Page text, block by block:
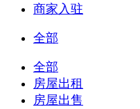
商家入驻
全部
全部
房屋出租
房屋出售